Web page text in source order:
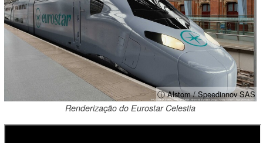
ⓘ Alstom / Speedinnov SAS
Renderização do Eurostar Celestia